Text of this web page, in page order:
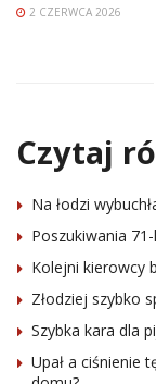
2 CZERWCA 2026
Czytaj
Na łodzi
Poszukiwania
Kolejni kierowcy
Złodziej szybko
Szybka kara dla
Upał a ciśnienie